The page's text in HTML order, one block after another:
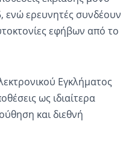
ενώ ερευνητές συνδέουν
εφήβων από το
Εγκλήματος
ως ιδιαίτερα
και διεθνή